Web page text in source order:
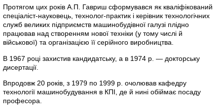
Протягом цих років А.П. Гавриш сформувався як кваліфікований
спеціаліст-науковець, технолог-практик і керівник технологічних
служб великих підприємств машинобудівної галузі плідно
працював над створенням нової техніки (у тому числі й
військової) та організацією її серійного виробництва.
В 1967 році захистив кандидатську, а в 1974 р. — докторську
дисертації.
Впродовж 20 років, з 1979 по 1999 р. очолював кафедру
технології машинобудування в КПІ, де й нині обіймає посаду
професора.